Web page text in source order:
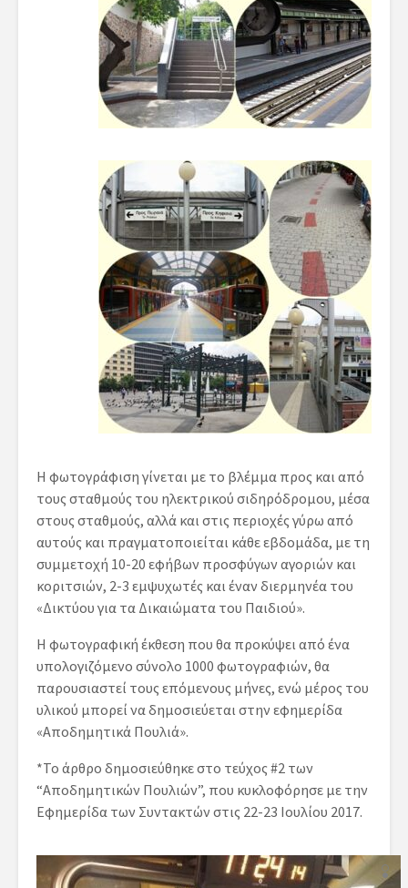
Η φωτογράφιση γίνεται με το βλέμμα προς και από
τους σταθμούς του ηλεκτρικού σιδηρόδρομου, μέσα
στους σταθμούς, αλλά και στις περιοχές γύρω από
αυτούς και πραγματοποιείται κάθε εβδομάδα, με τη
συμμετοχή 10-20 εφήβων προσφύγων αγοριών και
κοριτσιών, 2-3 εμψυχωτές και έναν διερμηνέα του
«Δικτύου για τα Δικαιώματα του Παιδιού».
Η φωτογραφική έκθεση που θα προκύψει από ένα
υπολογιζόμενο σύνολο 1000 φωτογραφιών, θα
παρουσιαστεί τους επόμενους μήνες, ενώ μέρος του
υλικού μπορεί να δημοσιεύεται στην εφημερίδα
«Αποδημητικά Πουλιά».
*Το άρθρο δημοσιεύθηκε στο τεύχος #2 των
“Αποδημητικών Πουλιών”, που κυκλοφόρησε με την
Εφημερίδα των Συντακτών στις 22-23 Ιουλίου 2017.